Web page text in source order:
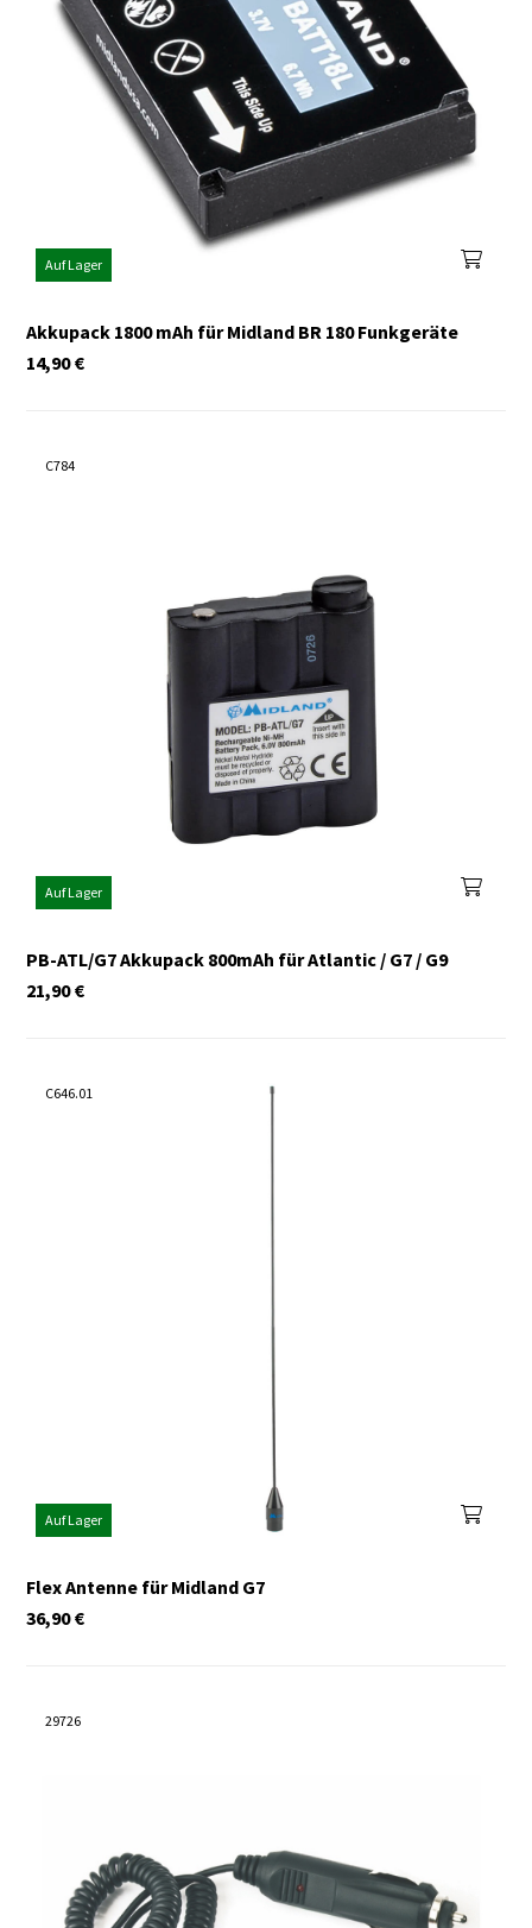
Auf Lager
Akkupack 1800 mAh für Midland BR 180 Funkgeräte
€
14,90
C784
Auf Lager
PB-ATL/G7 Akkupack 800mAh für Atlantic / G7 / G9
€
21,90
C646.01
Auf Lager
Flex Antenne für Midland G7
€
36,90
29726